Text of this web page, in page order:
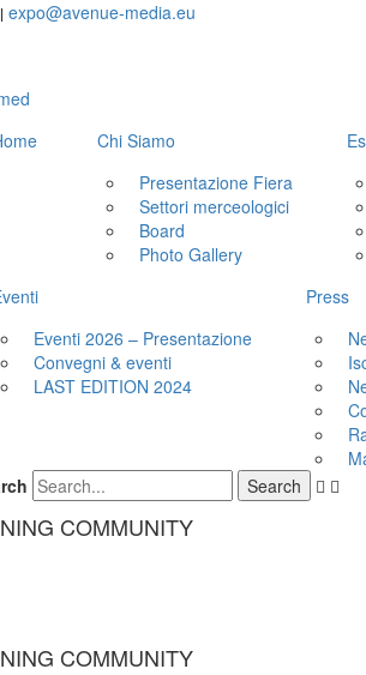
expo@avenue-media.eu
Chi Siamo
Presentazione Fiera
Settori merceologici
Board
Photo Gallery
Eventi 2026 – Presentazione
Convegni & eventi
LAST EDITION 2024
Press
COMMUNITY
COMMUNITY